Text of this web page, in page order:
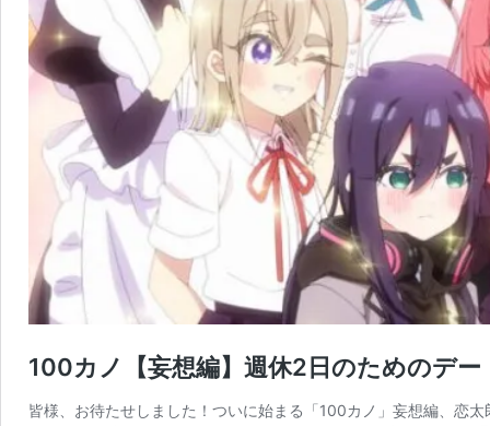
100カノ【妄想編】週休2日のためのデ
皆様、お待たせしました！ついに始まる「100カノ」妄想編、恋